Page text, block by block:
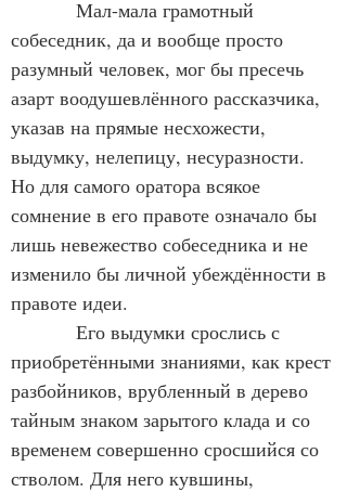
собеседник, да и вообще просто
разумный человек, мог бы пресечь
азарт воодушевлённого рассказчика,
указав на прямые несхожести,
выдумку, нелепицу, несуразности.
Но для самого оратора всякое
сомнение в его правоте означало бы
лишь невежество собеседника и не
изменило бы личной убеждённости в
правоте идеи.
приобретёнными знаниями, как крест
разбойников, врубленный в дерево
тайным знаком зарытого клада и со
временем совершенно сросшийся со
стволом. Для него кувшины,